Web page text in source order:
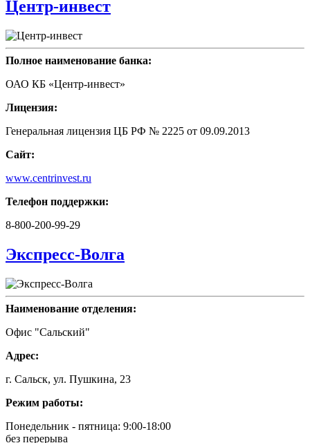
Центр-инвест
Полное наименование банка:
ОАО КБ «Центр-инвест»
Лицензия:
Генеральная лицензия ЦБ РФ № 2225 от 09.09.2013
Сайт:
www.centrinvest.ru
Телефон поддержки:
8-800-200-99-29
Экспресс-Волга
Наименование отделения:
Офис "Сальский"
Адрес:
г. Сальск, ул. Пушкина, 23
Режим работы:
Понедельник - пятница: 9:00-18:00
без перерыва